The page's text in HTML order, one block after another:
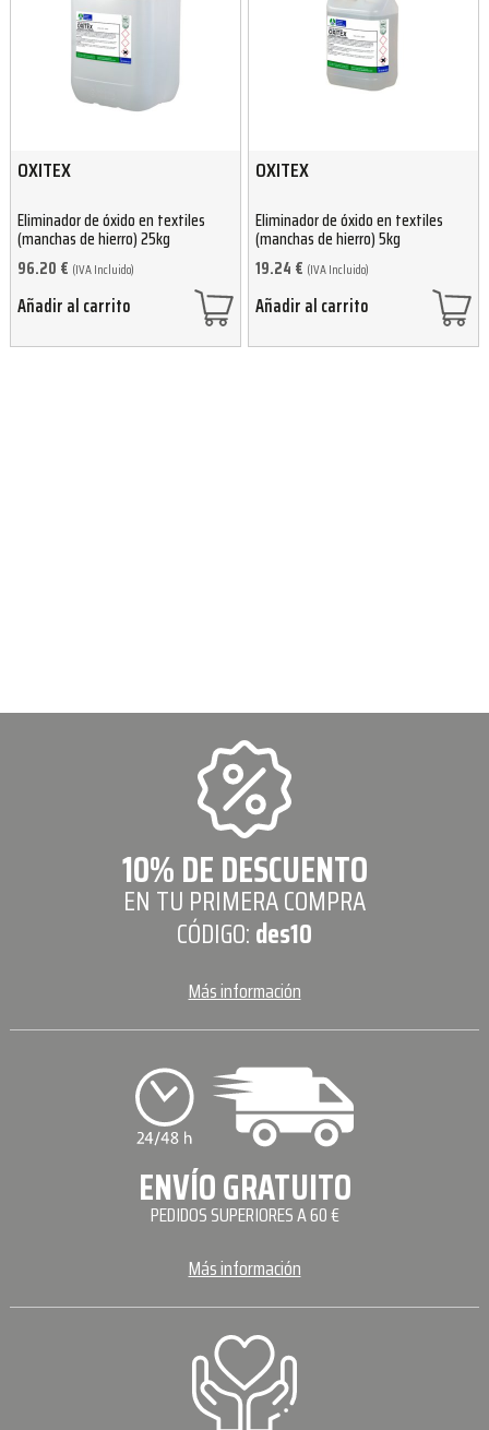
OXITEX
Eliminador de óxido en textiles
(manchas de hierro) 25kg
96.20 € (IVA Incluido)
Añadir al carrito
OXITEX
Eliminador de óxido en textiles
(manchas de hierro) 5kg
19.24 € (IVA Incluido)
Añadir al carrito
10% DE DESCUENTO
EN TU PRIMERA COMPRA
CÓDIGO:des10
Más información
ENVÍO GRATUITO
PEDIDOS SUPERIORES A 60 €
Más información